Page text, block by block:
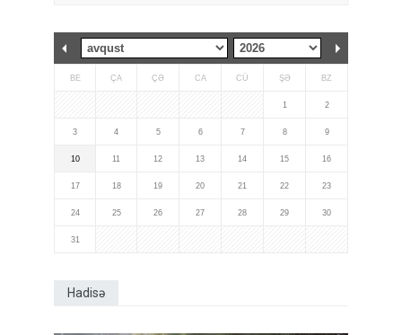
BE ÇA ÇƏ CA CÜ ŞƏ BZ
1 2
3 4 5 6 7 8 9
10 11 12 13 14 15 16
17 18 19 20 21 22 23
24 25 26 27 28 29 30
31
Hadisə